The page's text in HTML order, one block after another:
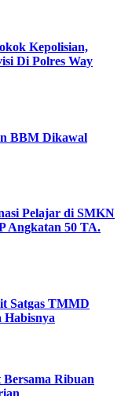
Kepolisian,
Di Polres Way
BBM Dikawal
Pelajar di SMKN
Angkatan 50 TA.
Satgas TMMD
Habisnya
Ribuan